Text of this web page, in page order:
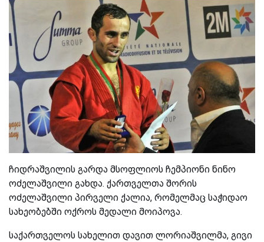
ჩიდრაშვილის გარდა მსოფლიოს ჩემპიონი ნინო
ოძელაშვილი გახდა. ქართველთა შორის
ოძელაშვილი პირველი ქალია, რომელმაც საჭიდაო
სახეობებში ოქროს მედალი მოიპოვა.
საქართველოს სახელით დავით ლორიაშვილმა, გივი